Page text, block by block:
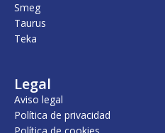
Smeg
Taurus
Teka
Legal
Aviso legal
Política de privacidad